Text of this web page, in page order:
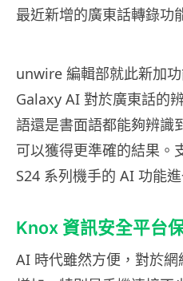
最近新增的廣東話轉錄功
unwire 編輯部就此新加
Galaxy AI 對於廣東話的
語還是書面語都能夠辨識
可以獲得更準確的結果。
S24 系列機手的 AI 功能
Knox 資訊安全平台
AI 時代雖然方便，對於